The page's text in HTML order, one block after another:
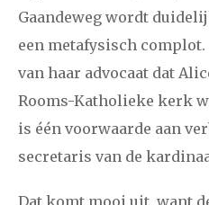
2006
april mei juni juli
Gaandeweg wordt
een metafysisch complot.
van haar advocaat dat
Rooms-Katholieke kerk
is één voorwaarde aan
secretaris van de